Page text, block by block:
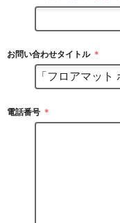
お問い合わせタイトル ＊
電話番号 ＊